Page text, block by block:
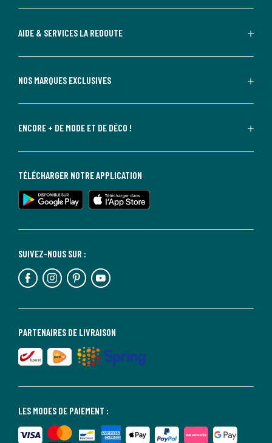
AIDE & SERVICES LA REDOUTE
NOS MARQUES EXCLUSIVES
ENCORE + DE MODE ET DE DÉCO !
LES MODES DE PAIEMENT :
PARTENAIRES DE LIVRAISON
SUIVEZ-NOUS SUR :
TÉLÉCHARGER NOTRE APPLICATION